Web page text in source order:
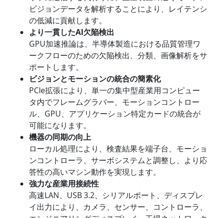
ビジョンデータを解析することにより、レイテンシ
の低減に貢献します。
より一貫したAI欠陥検出
GPU加速推論は、半導体製造における品質管理ワ
ークフローのための欠陥検出、分類、画像解析をサ
ポートします。
ビジョンとモーションの統合の簡素化
PCIe拡張により、単一の集中型産業用コンピュー
タ内でフレームグラバー、モーションコントロー
ル、GPU、アプリケーション特定カードの統合が
可能になります。
機器の同期の向上
ローカル処理により、検査結果を端子台、モーショ
ンコントローラ、サーボシステムと調整し、より応
答性の高いマシン動作を実現します。
強力な産業用接続性
高速LAN、USB 3.2、シリアルポート、ディスプレ
イ出力により、カメラ、センサー、コントローラ、